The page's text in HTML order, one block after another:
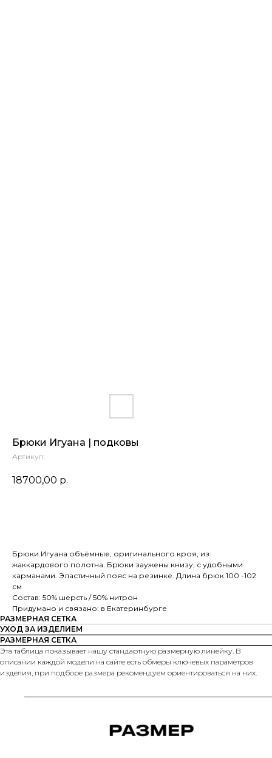
Брюки Игуана | подковы
Артикул:
18700,00 р.
Брюки Игуана объёмные, оригинального кроя, из
жаккардового полотна. Брюки заужены книзу, с удобными
карманами. Эластичный пояс на резинке. Длина брюк 100 -102
см
Состав: 50% шерсть / 50% нитрон
Придумано и связано: в Екатеринбурге
РАЗМЕРНАЯ СЕТКА
УХОД ЗА ИЗДЕЛИЕМ
РАЗМЕРНАЯ СЕТКА
Эта таблица показывает нашу стандартную размерную линейку. В
описании каждой модели на сайте есть обмеры ключевых параметров
изделия, при подборе размера рекомендуем ориентироваться на них.